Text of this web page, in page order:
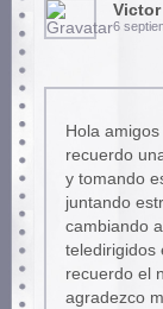
Victor
6
Hola
recuerdo
y tomando
juntando
cambiando
teledirigidos
recuerdo el
agradezco